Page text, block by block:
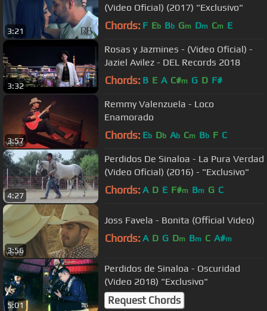
3:21
(Video Oficial) (2017) "Exclusivo"
Chords: F Eb Bb Gm Dm Cm E
3:32
Rosas y Jazmines - (Video Oficial) -
Jaziel Avilez - DEL Records 2018
Chords: B E A C#m G D F#
3:57
Remmy Valenzuela - Loco
Enamorado
Chords: Eb Db Ab Cm Bb F C
4:27
Perdidos De Sinaloa - La Pura Verdad
(Video Oficial) (2016) - "Exclusivo"
Chords: A D E F#m Bm G C
3:56
Joss Favela - Bonita (Official Video)
Chords: A D G Dm Bm C A#m
5:01
Perdidos de Sinaloa - Oscuridad
(Video 2018) "Exclusivo"
Request Chords